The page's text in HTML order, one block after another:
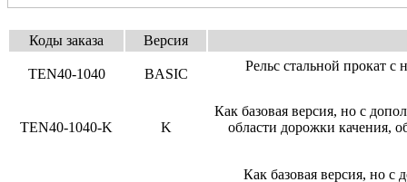
Коды заказа Версия
TEN40-1040 BASIC
Рельс стальной прокат
TEN40-1040-K K
Как базовая версия, но с
области дорожки качения,
Как базовая версия, но с